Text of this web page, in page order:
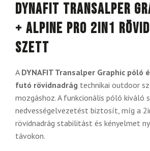
DYNAFIT Transalper
+ Alpine Pro 2in1
szett
A DYNAFIT Transalper Graphic póló
futó rövidnadrág technikai outdoor
mozgáshoz. A funkcionális póló kiváló
nedvességelvezetést biztosít, míg a
rövidnadrág stabilitást és kényelmet
távokon.